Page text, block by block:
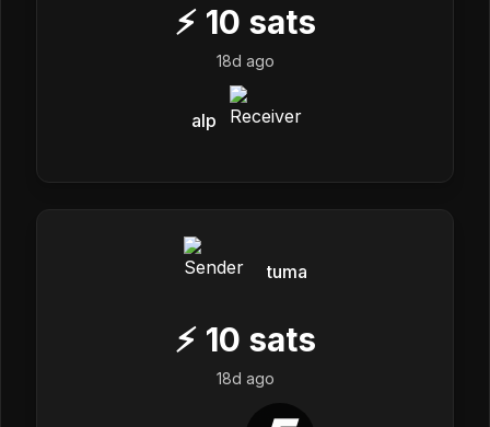
⚡ 10 sats
18d ago
alp
tuma
⚡ 10 sats
18d ago